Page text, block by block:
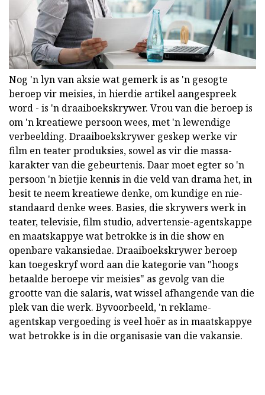
Nog 'n lyn van aksie wat gemerk is as 'n gesogte
beroep vir meisies, in hierdie artikel aangespreek
word - is 'n draaiboekskrywer. Vrou van die beroep is
om 'n kreatiewe persoon wees, met 'n lewendige
verbeelding. Draaiboekskrywer geskep werke vir
film en teater produksies, sowel as vir die massa-
karakter van die gebeurtenis. Daar moet egter so 'n
persoon 'n bietjie kennis in die veld van drama het, in
besit te neem kreatiewe denke, om kundige en nie-
standaard denke wees. Basies, die skrywers werk in
teater, televisie, film studio, advertensie-agentskappe
en maatskappye wat betrokke is in die show en
openbare vakansiedae. Draaiboekskrywer beroep
kan toegeskryf word aan die kategorie van "hoogs
betaalde beroepe vir meisies" as gevolg van die
grootte van die salaris, wat wissel afhangende van die
plek van die werk. Byvoorbeeld, 'n reklame-
agentskap vergoeding is veel hoër as in maatskappye
wat betrokke is in die organisasie van die vakansie.